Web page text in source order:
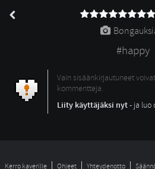
#happy
Vain sisäänkirjautuneet
kommentteja.
Liity käyttäjäksi nyt- ja luo
Kerro kaverille Ohjeet Yhteydenotto